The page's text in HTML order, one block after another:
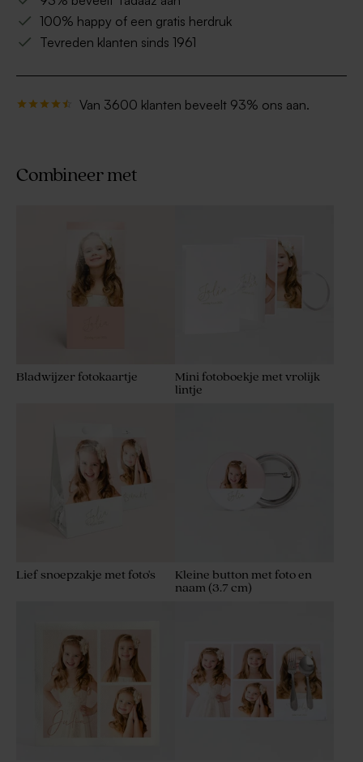
100% happy of een gratis herdruk
Tevreden klanten sinds 1961
Van 3600 klanten beveelt 93% ons aan.
Combineer met
Bladwijzer fotokaartje
Mini fotoboekje met vrolijk
lintje
Lief snoepzakje met foto's
Kleine button met foto en
naam (3.7 cm)